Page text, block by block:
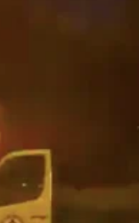
Emotivos aplausos entre